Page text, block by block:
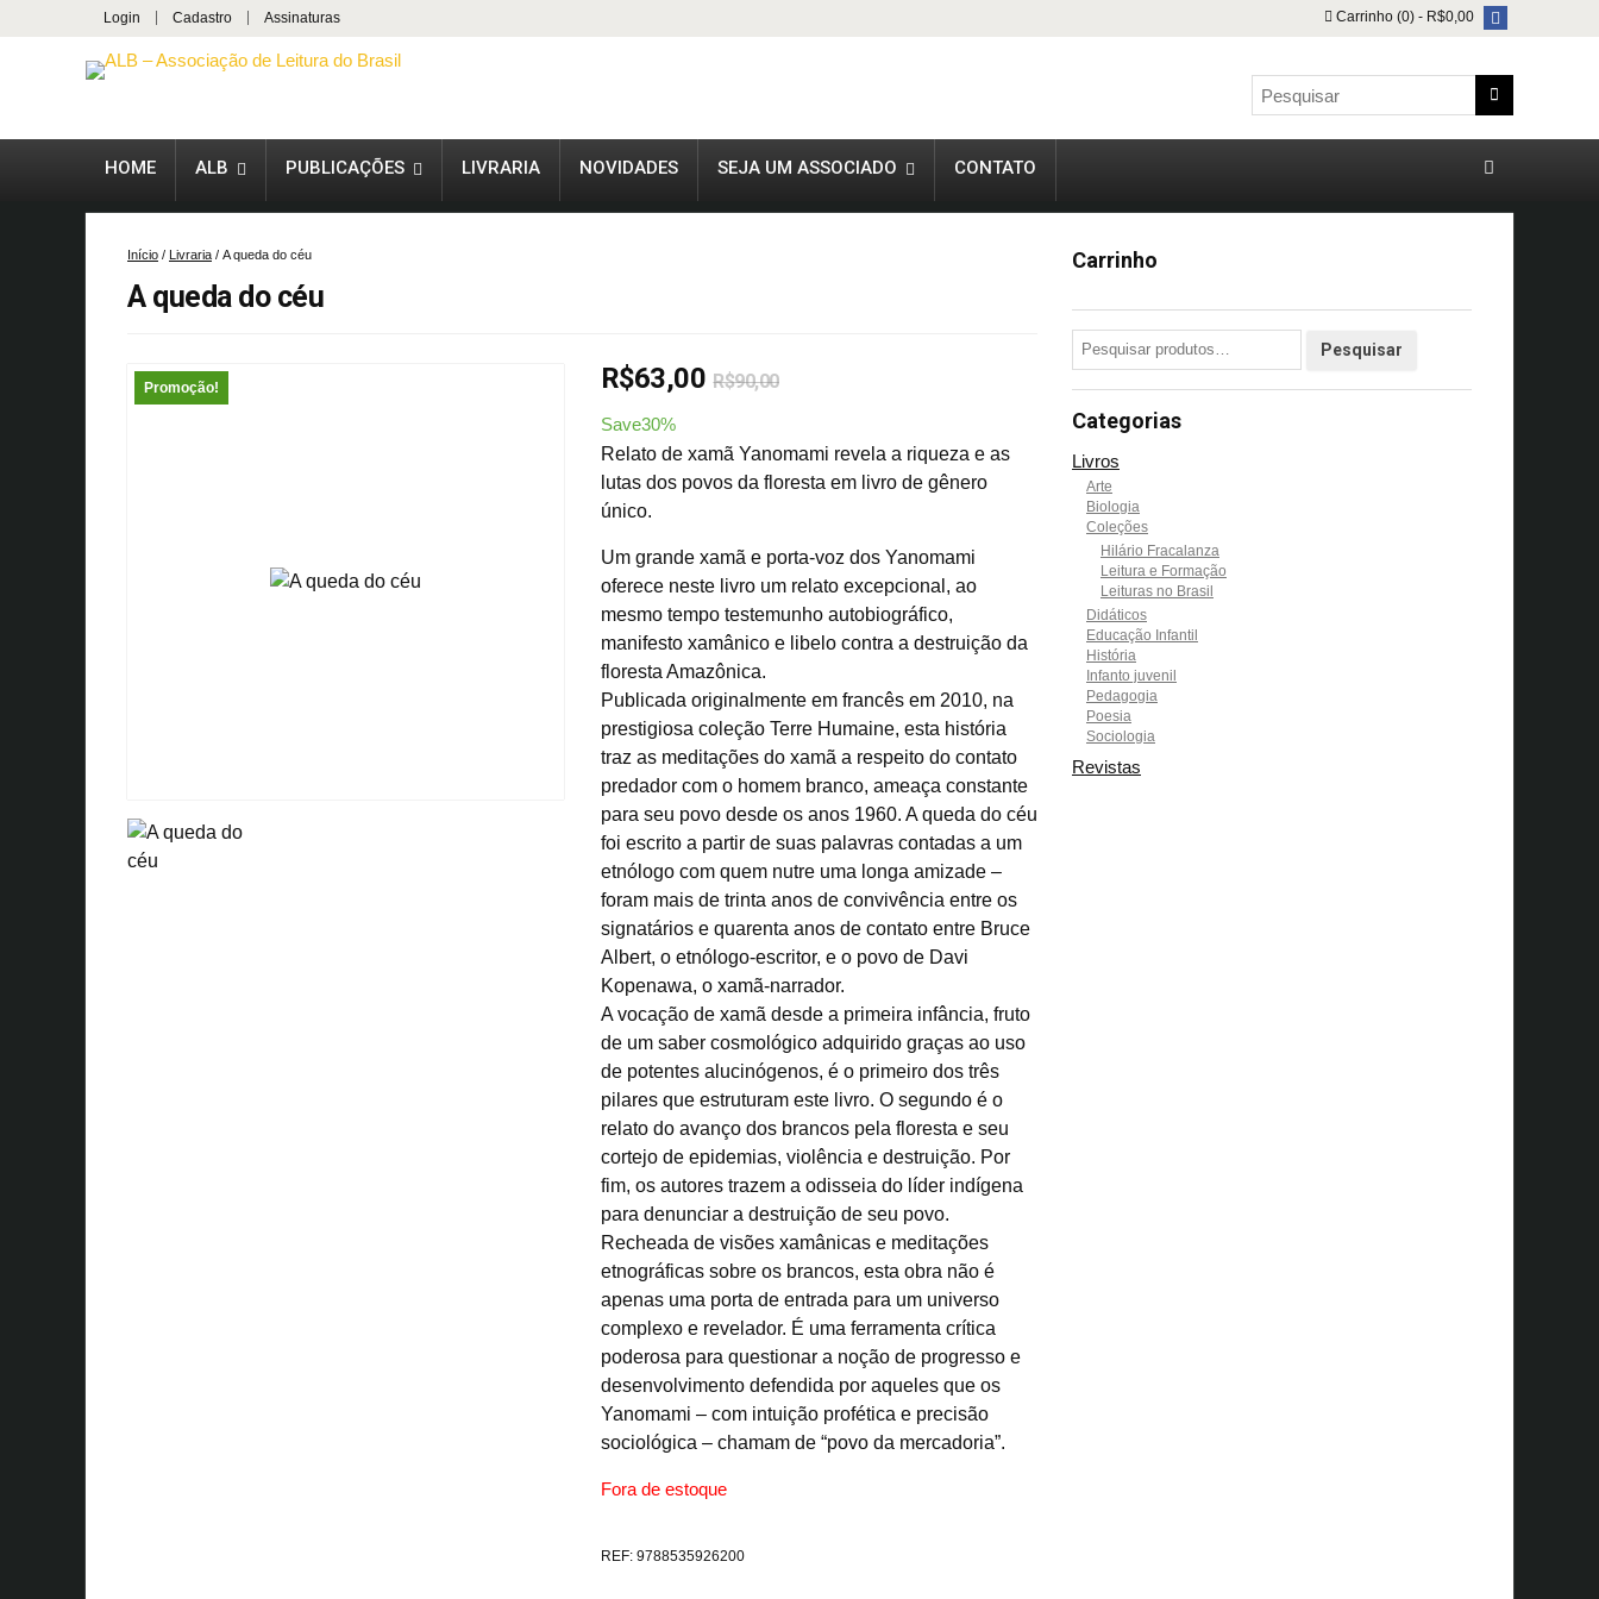
Login Cadastro Assinaturas Carrinho (0) - R$0,00
HOME ALB PUBLICAÇÕES LIVRARIA NOVIDADES SEJA UM ASSOCIADO CONTATO
Início / Livraria / A queda do céu
A queda do céu
Promoção! R$90,00
R$63,00
Save30%
Relato de xamã Yanomami revela a riqueza e as
lutas dos povos da floresta em livro de gênero
único.
Um grande xamã e porta-voz dos Yanomami
oferece neste livro um relato excepcional, ao
mesmo tempo testemunho autobiográfico,
manifesto xamânico e libelo contra a destruição da
floresta Amazônica.
Publicada originalmente em francês em 2010, na
prestigiosa coleção Terre Humaine, esta história
traz as meditações do xamã a respeito do contato
predador com o homem branco, ameaça constante
para seu povo desde os anos 1960. A queda do céu
foi escrito a partir de suas palavras contadas a um
etnólogo com quem nutre uma longa amizade –
foram mais de trinta anos de convivência entre os
signatários e quarenta anos de contato entre Bruce
Albert, o etnólogo-escritor, e o povo de Davi
Kopenawa, o xamã-narrador.
A vocação de xamã desde a primeira infância, fruto
de um saber cosmológico adquirido graças ao uso
de potentes alucinógenos, é o primeiro dos três
pilares que estruturam este livro. O segundo é o
relato do avanço dos brancos pela floresta e seu
cortejo de epidemias, violência e destruição. Por
fim, os autores trazem a odisseia do líder indígena
para denunciar a destruição de seu povo.
Recheada de visões xamânicas e meditações
etnográficas sobre os brancos, esta obra não é
apenas uma porta de entrada para um universo
complexo e revelador. É uma ferramenta crítica
poderosa para questionar a noção de progresso e
desenvolvimento defendida por aqueles que os
Yanomami – com intuição profética e precisão
sociológica – chamam de “povo da mercadoria”.
Fora de estoque
REF: 9788535926200
Carrinho
Categorias
Livros
Arte
Biologia
Coleções
Hilário Fracalanza
Leitura e Formação
Leituras no Brasil
Didáticos
Educação Infantil
História
Infanto juvenil
Pedagogia
Poesia
Sociologia
Revistas